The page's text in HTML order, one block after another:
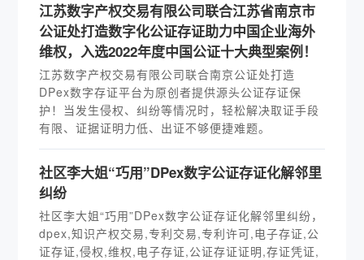
江苏数字产权交易有限公司联合江苏省南京市
公证处打造数字化公证存证助力中国企业海外
维权，入选2022年度中国公证十大典型案例！
江苏数字产权交易有限公司联合南京公证处打造
DPex数字存证平台为原创者提供源头公证存证保
护！当发生侵权、纠纷等情况时，轻松解决取证手段
有限、证据证明力低、出证不够便捷难题。
社区李大姐“巧用”DPex数字公证存证化解邻里
纠纷
社区李大姐“巧用”DPex数字公证存证化解邻里纠纷，
dpex,知识产权交易,专利交易,专利许可,电子存证,公
证存证,侵权,维权,电子存证,公证存证证明,存证凭证,